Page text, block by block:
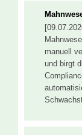
manuell
und birgt